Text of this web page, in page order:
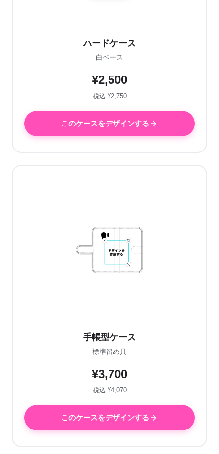
ハードケース
白ベース
¥2,500
税込 ¥2,750
このケースをデザインする
手帳型ケース
標準留め具
¥3,700
税込 ¥4,070
このケースをデザインする